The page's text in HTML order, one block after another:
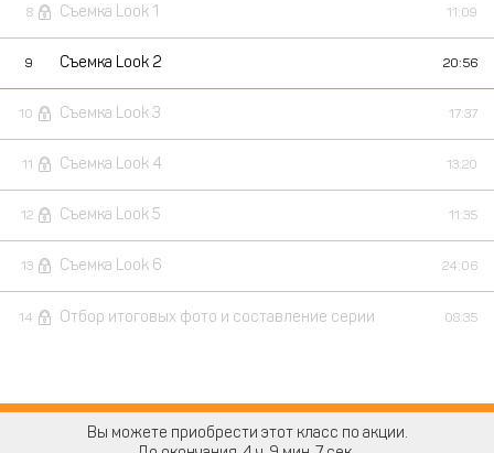
8 Съемка Look 1 11:09
9 Съемка Look 2 20:56
10 Съемка Look 3 17:37
11 Съемка Look 4 13:20
12 Съемка Look 5 11:35
13 Съемка Look 6 24:06
14 Отбор итоговых фото и составление серии 08:35
Вы можете приобрести этот класс по акции.